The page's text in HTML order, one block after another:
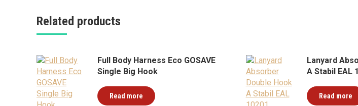
Related products
Full Body Harness Eco GOSAVE
Single Big Hook
Read more
Lanyard
A Stabil EAL
Read more